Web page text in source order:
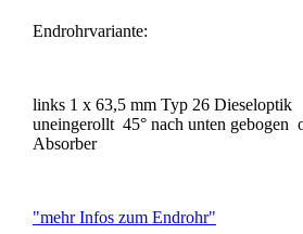
Endrohrvariante:
links 1 x 63,5 mm Typ 26 Dieseloptik
uneingerollt 45° nach unten gebogen
Absorber
"mehr Infos zum Endrohr"